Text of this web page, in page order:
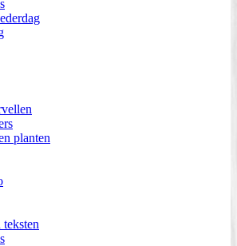
planten
teksten